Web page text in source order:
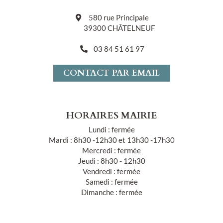
580 rue Principale
39300 CHÂTELNEUF
03 84 51 61 97
CONTACT PAR EMAIL
HORAIRES MAIRIE
Lundi : fermée
Mardi : 8h30 -12h30 et 13h30 -17h30
Mercredi : fermée
Jeudi : 8h30 - 12h30
Vendredi : fermée
Samedi : fermée
Dimanche : fermée